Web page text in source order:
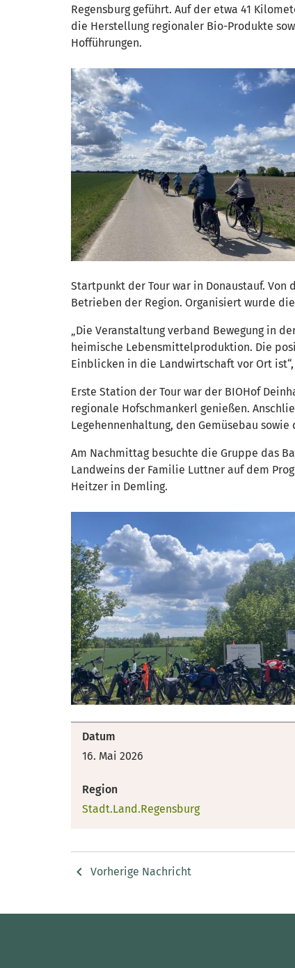
Regensburg geführt. Auf der etwa 41
die Herstellung regionaler Bio-Produkte
Hofführungen.
Startpunkt der Tour war in Donaustauf.
Betrieben der Region. Organisiert wurde
„Die Veranstaltung verband Bewegung in
heimische Lebensmittelproduktion. Die
Einblicken in die Landwirtschaft vor Ort
Erste Station der Tour war der BIOHof
regionale Hofschmankerl genießen.
Legehennenhaltung, den Gemüsebau
Am Nachmittag besuchte die Gruppe das
Landweins der Familie Luttner auf dem
Heitzer in Demling.
Datum
16. Mai 2026
Region
Stadt.Land.Regensburg
Vorherige Nachricht